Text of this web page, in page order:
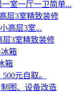
室一厅一卫简单...
高层3室...
层3室精致装修
箱
元自取。